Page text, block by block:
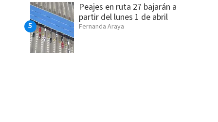
Peajes en ruta 27 bajarán a
partir del lunes 1 de abril
Fernanda Araya